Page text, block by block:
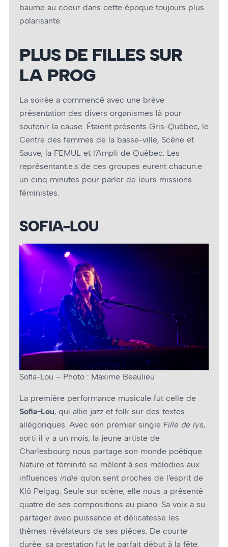
baume au cœur dans cette époque toujours plus
polarisante.
PLUS DE FILLES SUR
LA PROG
La soirée a commencé avec une brève
présentation des divers organismes là pour
soutenir la cause. Étaient présents Gris-Québec, le
Centre des femmes de la basse-ville, Scène et
Sauve, la FEMUL et l’Ampli de Québec. Les
représentant.e.s de ces groupes eurent chacun.e
un cinq minutes pour parler de leurs missions
féministes.
SOFIA-LOU
Sofia-Lou – Photo : Maxime Beaulieu
La première performance musicale fut celle de
Sofia-Lou, qui allie jazz et folk sur des textes
allégoriques. Avec son premier single Fille de lys,
sorti il y a un mois, la jeune artiste de
Charlesbourg nous partage son monde poétique.
Nature et féminité se mêlent à ses mélodies aux
influences indie qu’on sent proches de l’esprit de
Klô Pelgag. Seule sur scène, elle nous a présenté
quatre de ses compositions au piano. Sa voix a su
partager avec puissance et délicatesse les
thèmes révélateurs de ses pièces. De courte
durée, sa prestation fut le parfait début à la fête.